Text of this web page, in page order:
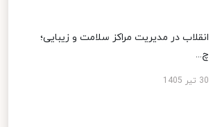
انقلاب در مدیریت مراکز سلامت و زیبایی؛
چ...
30 تیر 1405